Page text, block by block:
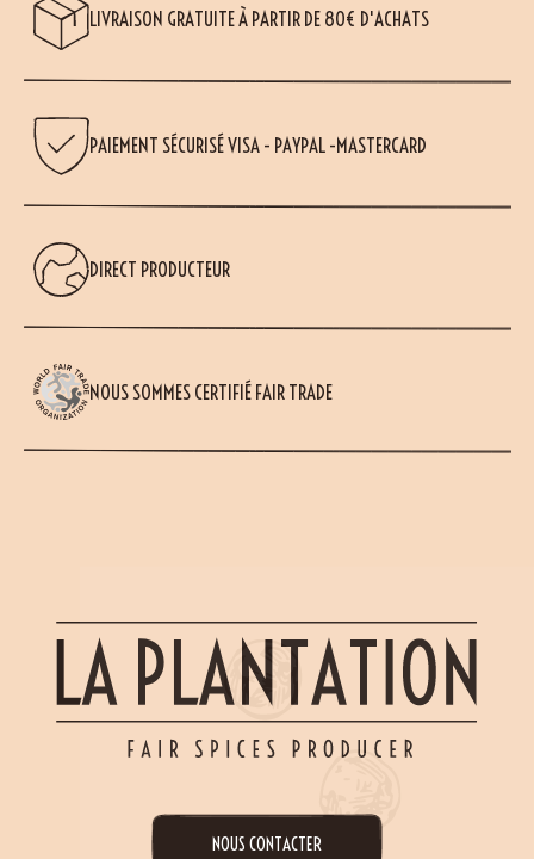
LIVRAISON GRATUITE À PARTIR DE 80€ D'ACHATS
PAIEMENT SÉCURISÉ VISA - PAYPAL -MASTERCARD
DIRECT PRODUCTEUR
NOUS SOMMES CERTIFIÉ FAIR TRADE
NOUS CONTACTER